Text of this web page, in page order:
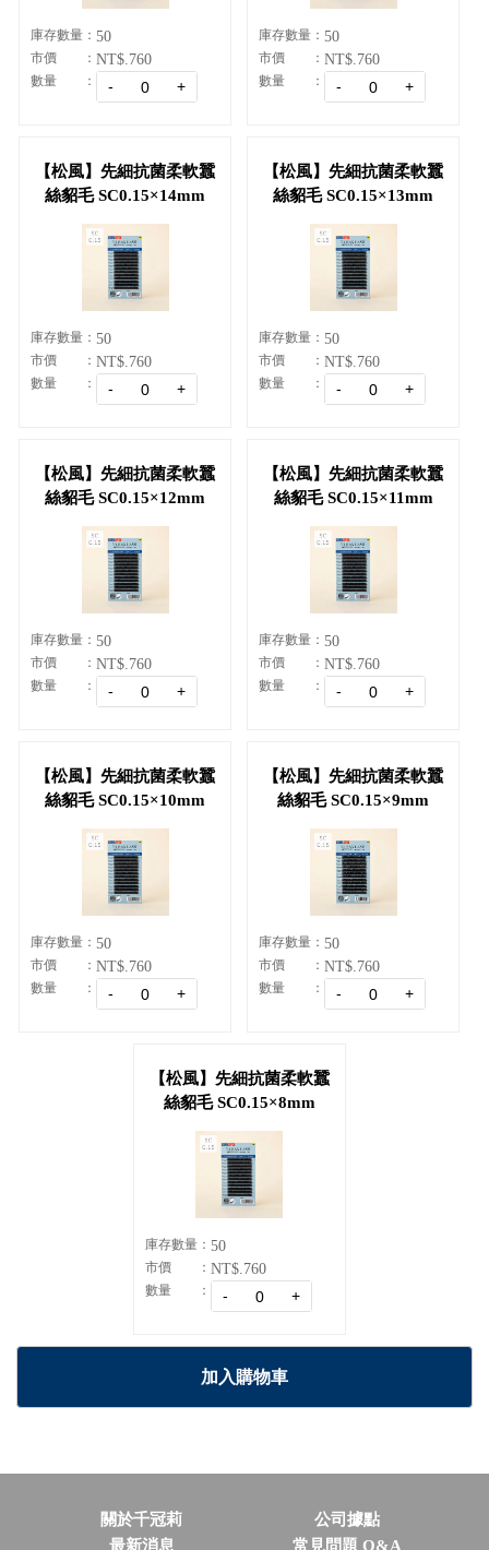
庫存數量 50
市價 NT$.760
數量
庫存數量 50
市價 NT$.760
數量
【松風】先細抗菌柔軟蠶
絲貂毛 SC0.15×14mm
庫存數量 50
市價 NT$.760
數量
【松風】先細抗菌柔軟蠶
絲貂毛 SC0.15×13mm
庫存數量 50
市價 NT$.760
數量
【松風】先細抗菌柔軟蠶
絲貂毛 SC0.15×12mm
庫存數量 50
市價 NT$.760
數量
【松風】先細抗菌柔軟蠶
絲貂毛 SC0.15×11mm
庫存數量 50
市價 NT$.760
數量
【松風】先細抗菌柔軟蠶
絲貂毛 SC0.15×10mm
庫存數量 50
市價 NT$.760
數量
【松風】先細抗菌柔軟蠶
絲貂毛 SC0.15×9mm
庫存數量 50
市價 NT$.760
數量
【松風】先細抗菌柔軟蠶
絲貂毛 SC0.15×8mm
庫存數量 50
市價 NT$.760
數量
加入購物車
關於千冠莉
公司據點
最新消息
常見問題 Q&A